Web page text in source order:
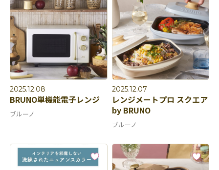
2025.12.08
BRUNO単機能電子レンジ
ブルーノ
2025.12.07
レンジメートプロ スクエア
by BRUNO
ブルーノ